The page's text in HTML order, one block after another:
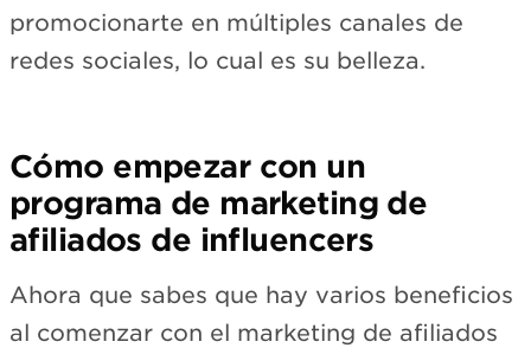
promocionarte en múltiples canales de
redes sociales, lo cual es su belleza.
Cómo empezar con un
programa de marketing de
afiliados de influencers
Ahora que sabes que hay varios beneficios
al comenzar con el marketing de afiliados